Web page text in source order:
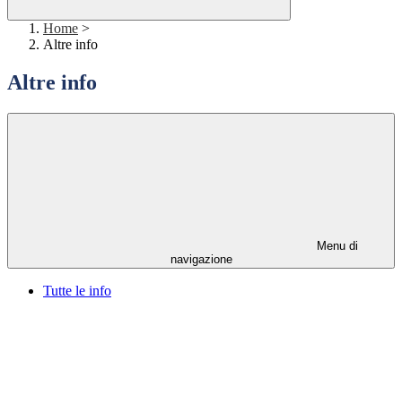
Home >
Altre info
Altre info
Menu di
navigazione
Tutte le info